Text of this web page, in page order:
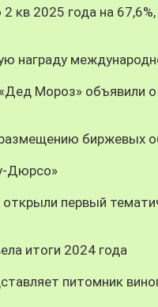
кв 2025 года на
награду
Мороз» объявили о
биржевых
Дюрсо»
первый
итоги 2024 года
питомник